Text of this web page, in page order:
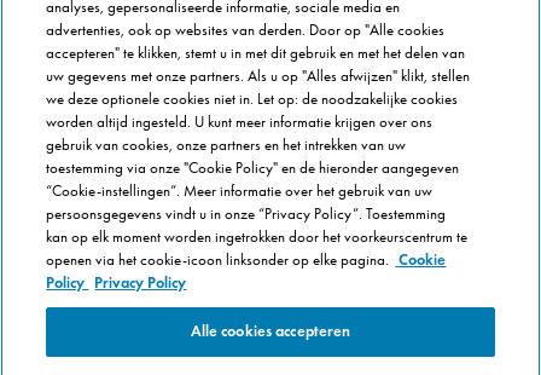
Selectie Criteria
Veel gestelde vragen
OVER DOMINOS
Werken bij Domino's
Onze keuken
Care team (voor medewerkers)
Cookie Policy
Cookie-instellingen
analyses, gepersonaliseerde informatie, sociale media en
advertenties, ook op websites van derden. Door op "Alle cookies
accepteren" te klikken, stemt u in met dit gebruik en met het delen van
uw gegevens met onze partners. Als u op "Alles afwijzen" klikt, stellen
we deze optionele cookies niet in. Let op: de noodzakelijke cookies
worden altijd ingesteld. U kunt meer informatie krijgen over ons
gebruik van cookies, onze partners en het intrekken van uw
toestemming via onze "Cookie Policy" en de hieronder aangegeven
“Cookie-instellingen”. Meer informatie over het gebruik van uw
persoonsgegevens vindt u in onze “Privacy Policy”. Toestemming
kan op elk moment worden ingetrokken door het voorkeurscentrum te
openen via het cookie-icoon linksonder op elke pagina. Cookie
Policy Privacy Policy
Alle cookies accepteren